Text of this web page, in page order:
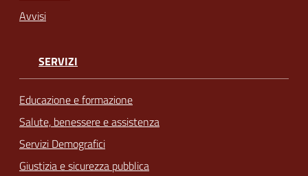
Avvisi
SERVIZI
Educazione e formazione
Salute, benessere e assistenza
Servizi Demografici
Giustizia e sicurezza pubblica